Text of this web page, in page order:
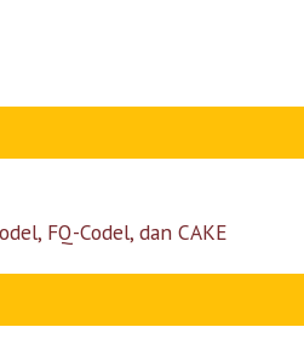
FQ-Codel, dan CAKE